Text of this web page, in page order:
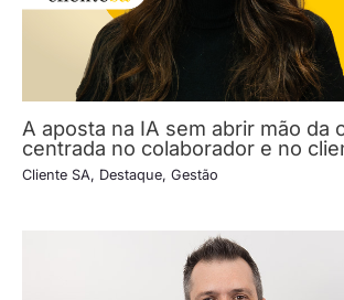
A aposta na IA sem abrir mão da
centrada no colaborador e no
Cliente SA, Destaque, Gestão